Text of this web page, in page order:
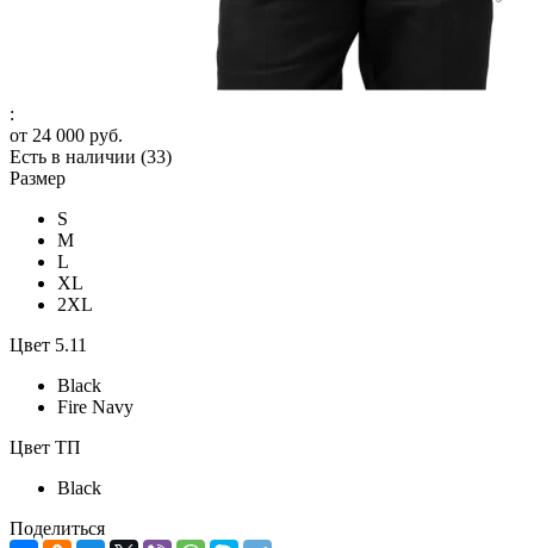
:
от 24 000 руб.
Есть в наличии (33)
Размер
S
M
L
XL
2XL
Цвет 5.11
Black
Fire Navy
Цвет ТП
Black
Поделиться